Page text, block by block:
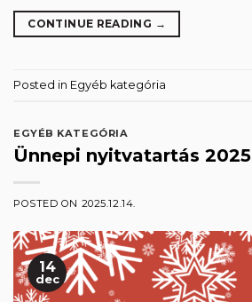
CONTINUE READING →
Posted in Egyéb kategória
EGYÉB KATEGÓRIA
Ünnepi nyitvatartás 2025
POSTED ON 2025.12.14.
14
dec